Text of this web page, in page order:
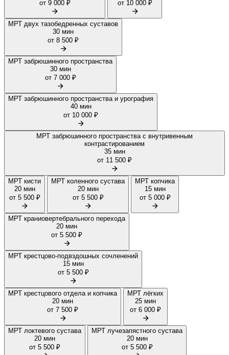
от 9 000 ₽ от 10 000 ₽
МРТ двух тазобедренных суставов
30 мин
от 8 500 ₽
МРТ забрюшинного пространства
30 мин
от 7 000 ₽
МРТ забрюшинного пространства и урография
40 мин
от 10 000 ₽
МРТ забрюшинного пространства с внутривенным
контрастированием
35 мин
от 11 500 ₽
МРТ кисти
20 мин
от 5 500 ₽
МРТ коленного сустава
20 мин
от 5 500 ₽
МРТ копчика
15 мин
от 5 000 ₽
МРТ краниовертебрального перехода
20 мин
от 5 500 ₽
МРТ крестцово-подвздошных сочленений
15 мин
от 5 500 ₽
МРТ крестцового отдела и копчика
20 мин
от 7 500 ₽
МРТ лёгких
25 мин
от 6 000 ₽
МРТ локтевого сустава
20 мин
от 5 500 ₽
МРТ лучезапястного сустава
20 мин
от 5 500 ₽